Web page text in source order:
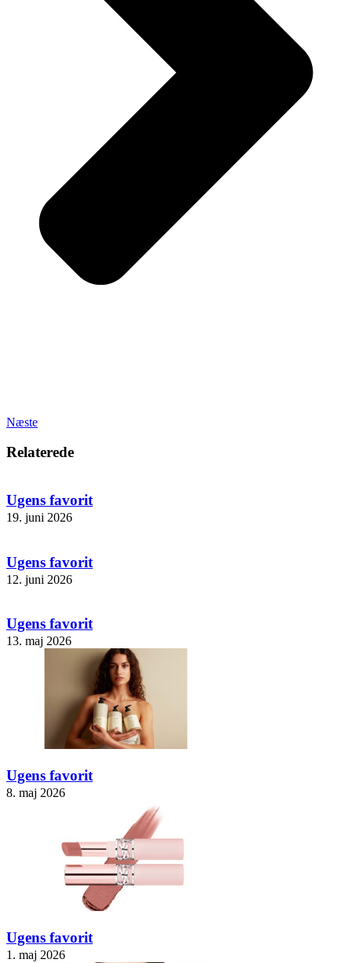
Næste
Relaterede
Ugens favorit
19. juni 2026
Ugens favorit
12. juni 2026
Ugens favorit
13. maj 2026
Ugens favorit
8. maj 2026
Ugens favorit
1. maj 2026